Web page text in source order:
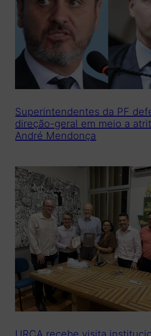
a
Superintendentes da PF
direção-geral em meio a
André Mendonça